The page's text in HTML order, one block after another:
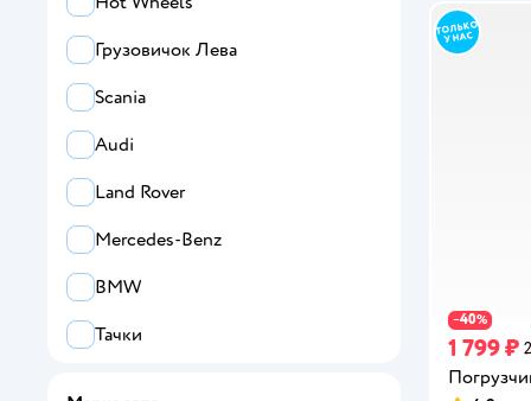
−40%
1 799 ₽
Грузовичок Лева
Scania
Audi
Land Rover
Mercedes-Benz
BMW
Тачки